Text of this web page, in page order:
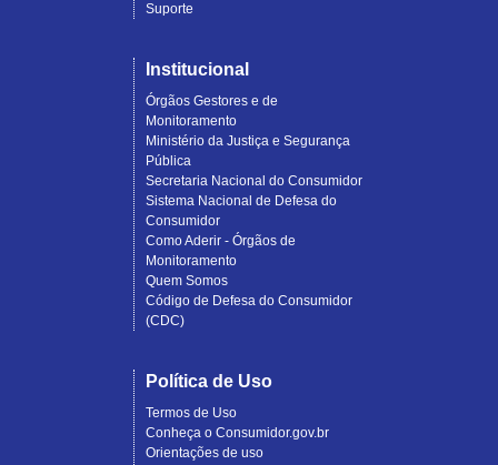
Suporte
Institucional
Órgãos Gestores e de
Monitoramento
Ministério da Justiça e Segurança
Pública
Secretaria Nacional do Consumidor
Sistema Nacional de Defesa do
Consumidor
Como Aderir - Órgãos de
Monitoramento
Quem Somos
Código de Defesa do Consumidor
(CDC)
Política de Uso
Termos de Uso
Conheça o Consumidor.gov.br
Orientações de uso